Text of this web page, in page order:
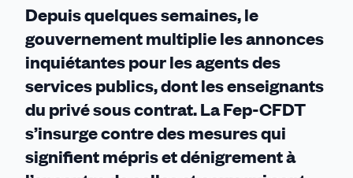
Depuis quelques semaines, le
gouvernement multiplie les annonces
inquiétantes pour les agents des
services publics, dont les enseignants
du privé sous contrat. La Fep-CFDT
s’insurge contre des mesures qui
signifient mépris et dénigrement à